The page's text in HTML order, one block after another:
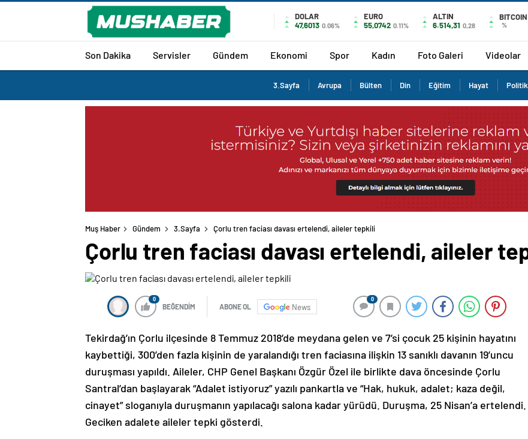
DOLAR
47,6013 0.06%
EURO
55,0742 0.11%
ALTIN
6.514,31 0,28
BITCOIN
%
Son Dakika Servisler Gündem Ekonomi Spor Kadın Foto Galeri Videolar
3.Sayfa Avrupa Bülten Din Eğitim Hayat
Muş Haber Gündem 3.Sayfa Çorlu tren faciası davası ertelendi, aileler tepkili
Çorlu tren faciası davası ertelendi, aileler
0
BEĞENDİM ABONE OL News
0
Tekirdağ’ın Çorlu ilçesinde 8 Temmuz 2018’de meydana gelen ve 7’si çocuk 25 kişinin hayatını
kaybettiği, 300’den fazla kişinin de yaralandığı tren faciasına ilişkin 13 sanıklı davanın 19’uncu
duruşması yapıldı. Aileler, CHP Genel Başkanı Özgür Özel ile birlikte dava öncesinde Çorlu
Santral’dan başlayarak “Adalet istiyoruz” yazılı pankartla ve “Hak, hukuk, adalet; kaza değil,
cinayet” sloganıyla duruşmanın yapılacağı salona kadar yürüdü. Duruşma, 25 Nisan’a ertelendi.
Geciken adalete aileler tepki gösterdi.